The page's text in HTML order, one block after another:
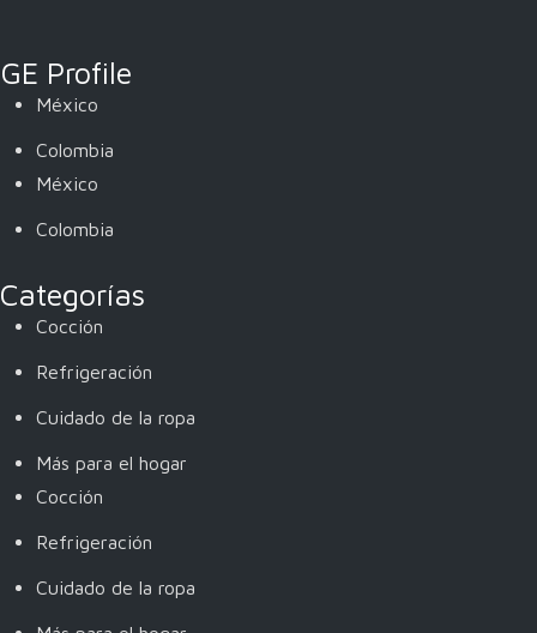
GE Profile
México
Colombia
México
Colombia
Categorías
Cocción
Refrigeración
Cuidado de la ropa
Más para el hogar
Cocción
Refrigeración
Cuidado de la ropa